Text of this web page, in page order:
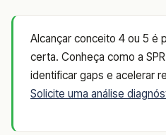
Alcançar conceito 4 ou 5 é
certa. Conheça como a
identificar gaps e acelerar
Solicite uma análise